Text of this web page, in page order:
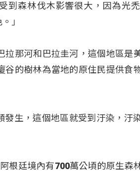
到森林伐木影響很大，因為光
」
那河和巴拉圭河，這個地區是
的樹林為當地的原住民提供食
生，這個地區就受到汙染，汙
根廷境內有700萬公頃的原生森